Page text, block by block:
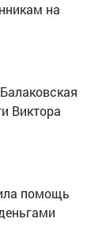
на
Виктора
помощь